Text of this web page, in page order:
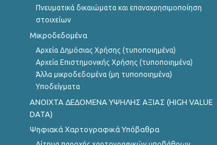
Πνευματικά δικαιώματα και επαναχρησιμοποίηση
στοιχείων
Μικροδεδομένα
Αρχεία Δημόσιας Χρήσης (τυποποιημένα)
Αρχεία Επιστημονικής Χρήσης (τυποποιημένα)
Άλλα μικροδεδομένα (μη τυποποιημένα)
Υποδείγματα
ANOIXTA ΔΕΔΟΜΕΝΑ ΥΨΗΛΗΣ ΑΞΙΑΣ (HIGH VALUE
DATA)
Ψηφιακά Χαρτογραφικά Υπόβαθρα